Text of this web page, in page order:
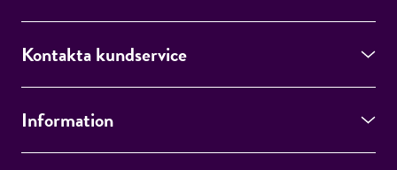
ÅNGRA OCH STÄNG
Kontakta kundservice
Information